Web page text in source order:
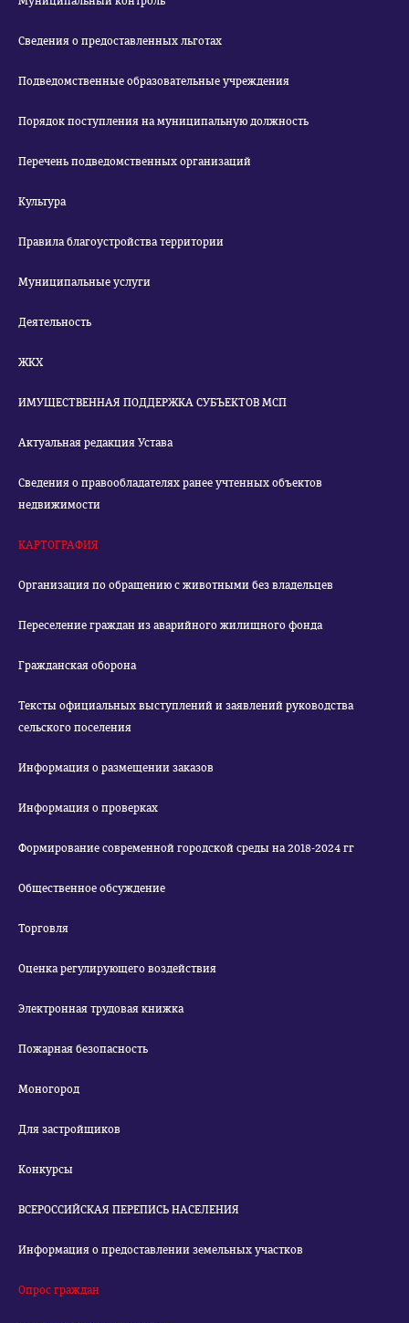
Сведения о предоставленных льготах
Подведомственные образовательные учреждения
Порядок поступления на муниципальную должность
Перечень подведомственных организаций
Культура
Правила благоустройства территории
Муниципальные услуги
Деятельность
ЖКХ
ИМУЩЕСТВЕННАЯ ПОДДЕРЖКА СУБЪЕКТОВ МСП
Актуальная редакция Устава
Сведения о правообладателях ранее учтенных объектов
недвижимости
КАРТОГРАФИЯ
Организация по обращению с животными без владельцев
Переселение граждан из аварийного жилищного фонда
Гражданская оборона
Тексты официальных выступлений и заявлений руководства
сельского поселения
Информация о размещении заказов
Информация о проверках
Формирование современной городской среды на 2018-2024 гг
Общественное обсуждение
Торговля
Оценка регулирующего воздействия
Электронная трудовая книжка
Пожарная безопасность
Моногород
Для застройщиков
Конкурсы
ВСЕРОССИЙСКАЯ ПЕРЕПИСЬ НАСЕЛЕНИЯ
Информация о предоставлении земельных участков
Опрос граждан